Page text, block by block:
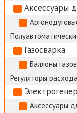
Аксессуары
Газосварка
Баллоны
Регуляторы
Аксессуары